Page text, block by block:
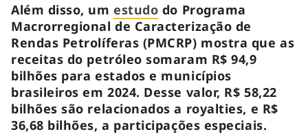
Além disso, um estudo do Programa
Macrorregional de Caracterização de
Rendas Petrolíferas (PMCRP) mostra que as
receitas do petróleo somaram R$ 94,9
bilhões para estados e municípios
brasileiros em 2024. Desse valor, R$ 58,22
bilhões são relacionados a royalties, e R$
36,68 bilhões, a participações especiais.